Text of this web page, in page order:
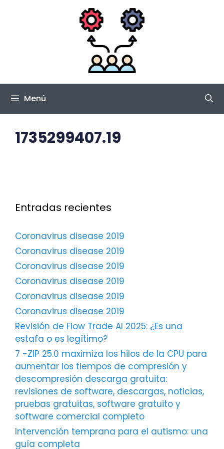
Menú
1735299407.19
Entradas recientes
Coronavirus disease 2019
Coronavirus disease 2019
Coronavirus disease 2019
Coronavirus disease 2019
Coronavirus disease 2019
Coronavirus disease 2019
Revisión de Flow Trade AI 2025: ¿Es una
estafa o es legítimo?
7 -ZIP 25.0 maximiza los hilos de la CPU para
aumentar los tiempos de compresión y
descompresión descarga gratuita:
revisiones de software, descargas, noticias,
pruebas gratuitas, software gratuito y
software comercial completo
Intervención temprana para el autismo: una
guía completa